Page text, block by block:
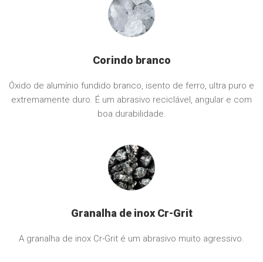
Corindo branco
Óxido de alumínio fundido branco, isento de ferro, ultra puro e
extremamente duro. É um abrasivo reciclável, angular e com
boa durabilidade.
Granalha de inox Cr-Grit
A granalha de inox Cr-Grit é um abrasivo muito agressivo.